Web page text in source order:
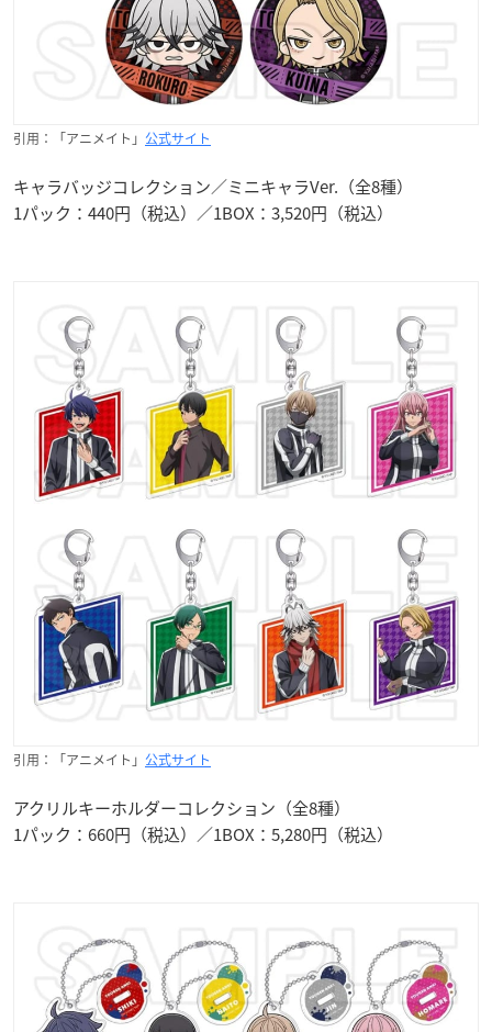
引用：「アニメイト」 公式サイト
キャラバッジコレクション／ミニキャラVer.（全8種）
1パック：440円（税込）／1BOX：3,520円（税込）
引用：「アニメイト」 公式サイト
アクリルキーホルダーコレクション（全8種）
1パック：660円（税込）／1BOX：5,280円（税込）